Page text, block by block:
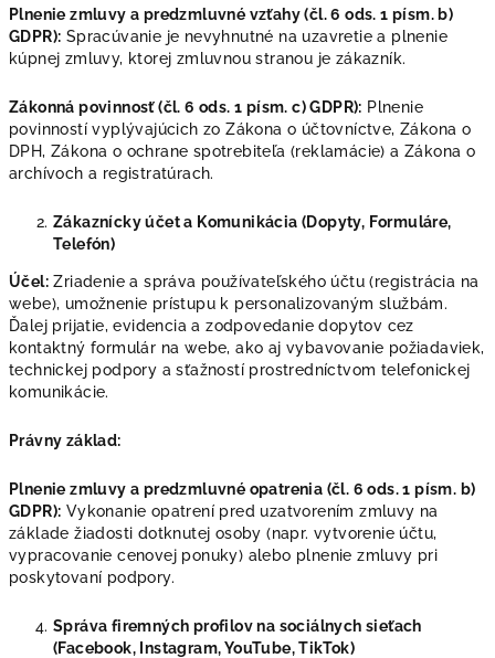
Plnenie zmluvy a predzmluvné vzťahy (čl. 6 ods. 1 písm. b)
GDPR): Spracúvanie je nevyhnutné na uzavretie a plnenie
kúpnej zmluvy, ktorej zmluvnou stranou je zákazník.
Zákonná povinnosť (čl. 6 ods. 1 písm. c) GDPR): Plnenie
povinností vyplývajúcich zo Zákona o účtovníctve, Zákona o
DPH, Zákona o ochrane spotrebiteľa (reklamácie) a Zákona o
archívoch a registratúrach.
Zákaznícky účet a Komunikácia (Dopyty, Formuláre,
Telefón)
Účel: Zriadenie a správa používateľského účtu (registrácia na
webe), umožnenie prístupu k personalizovaným službám.
Ďalej prijatie, evidencia a zodpovedanie dopytov cez
kontaktný formulár na webe, ako aj vybavovanie požiadaviek,
technickej podpory a sťažností prostredníctvom telefonickej
komunikácie.
Právny základ:
Plnenie zmluvy a predzmluvné opatrenia (čl. 6 ods. 1 písm. b)
GDPR): Vykonanie opatrení pred uzatvorením zmluvy na
základe žiadosti dotknutej osoby (napr. vytvorenie účtu,
vypracovanie cenovej ponuky) alebo plnenie zmluvy pri
poskytovaní podpory.
Správa firemných profilov na sociálnych sieťach
(Facebook, Instagram, YouTube, TikTok)